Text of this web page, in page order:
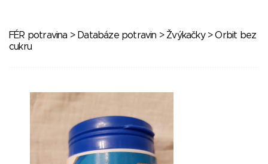
FÉR potravina > Databáze potravin > Žvýkačky> Orbit bez
cukru